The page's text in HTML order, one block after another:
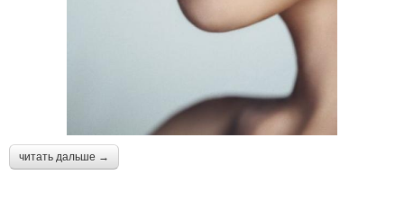
читать дальше →